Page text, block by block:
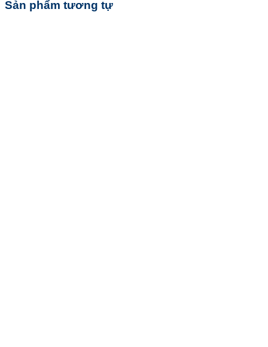
Sản phẩm tương tự